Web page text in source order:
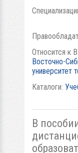
Относится к
Восточно-
университет
Каталоги:
В